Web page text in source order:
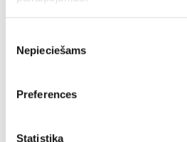
izvēle
Nepieciešams
Preferences
Statistika